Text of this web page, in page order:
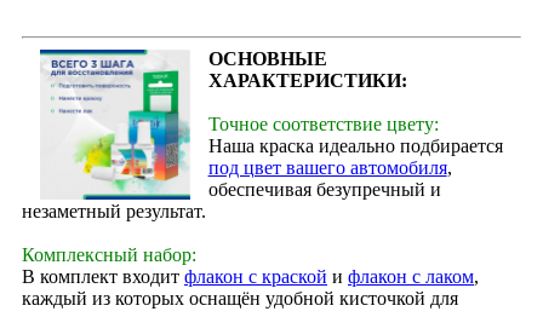
ОСНОВНЫЕ
ХАРАКТЕРИСТИКИ:
Точное соответствие цвету:
Наша краска идеально подбирается
под цвет вашего автомобиля,
обеспечивая безупречный и
незаметный результат.
Комплексный набор:
В комплект входит флакон с краской и флакон с лаком,
каждый из которых оснащён удобной кисточкой для